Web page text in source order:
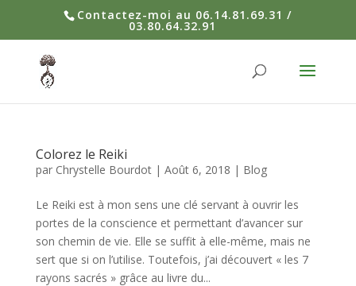
Contactez-moi au 06.14.81.69.31 /
03.80.64.32.91
Colorez le Reiki
par Chrystelle Bourdot| Août 6, 2018 | Blog
Le Reiki est à mon sens une clé servant à ouvrir les
portes de la conscience et permettant d’avancer sur
son chemin de vie. Elle se suffit à elle-même, mais ne
sert que si on l’utilise. Toutefois, j’ai découvert « les 7
rayons sacrés » grâce au livre du...